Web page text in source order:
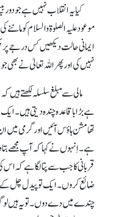
کیا یہ انقلاب نہیں ہے جو
موعود علیہ الصلوۃ والسلام کو
ایمانی حالت دیکھیں کس درجے پر
نہیں کی اور پھر اللہ تعالیٰ نے
مالی سے مبلغ سلسلہ لکھتے
ہے بڑا باقاعدہ چندہ دیتی ہیں۔
تھا مشن ہاؤس آئیں اور گرمی میں
ہے۔ اِنہوں نے کہا کہ آپ مجھے بتا
قربانی کا جب سے پتا لگا ہے کہ
ضائع کروں۔ ایک تو پیدل چل کے
چندے میں دے دوں۔ تو یہ ہیں